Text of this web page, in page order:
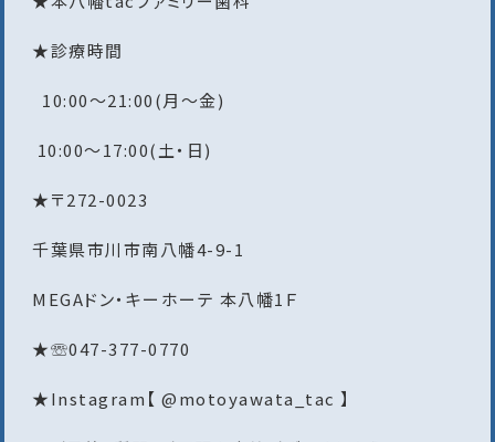
★診療時間
10:00〜21:00(月〜金)
10:00〜17:00(土・日)
★〒272-0023
千葉県市川市南八幡4-9-1
MEGAドン・キーホーテ 本八幡1Ｆ
★☏047-377-0770
★Instagram【 @motoyawata_tac 】